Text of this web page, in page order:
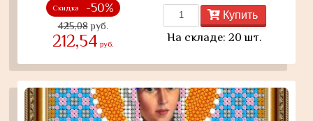
Скидка -50%
425,08руб.
212,54 руб.
Купить
На складе: 20 шт.